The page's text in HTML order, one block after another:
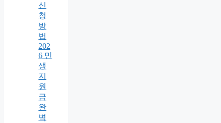
신
청
방
법
202
6 민
생
지
원
금
완
벽